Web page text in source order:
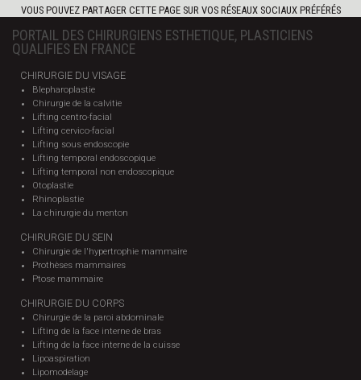
VOUS POUVEZ PARTAGER CETTE PAGE SUR VOS RÉSEAUX SOCIAUX PRÉFÉRÉS
PORTAIL DES CHIRURGIENS ESTHETIQUE, PLASTICIENS
QUALIFIES EN FRANCE
CHIRURGIE DU VISAGE
Blepharoplastie
Chirurgie de la calvitie
Lifting centro-facial
Lifting cervico-facial
Lifting sous endoscopie
Lifting temporal endoscopique
Lifting temporal non endoscopique
Otoplastie
Rhinoplastie
La chirurgie du menton
CHIRURGIE DU SEIN
Chirurgie de l'hypertrophie mammaire
Prothèses mammaires
Ptose mammaire
CHIRURGIE DU CORPS
Chirurgie de la paroi abdominale
Lifting de la face interne de bras
Lifting de la face interne de la cuisse
Lipoaspiration
Lipomodelage